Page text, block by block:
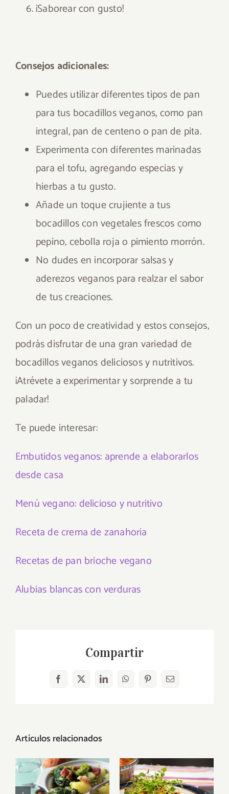
¡Saborear con gusto!
Consejos adicionales:
Puedes utilizar diferentes tipos de pan
para tus bocadillos veganos, como pan
integral, pan de centeno o pan de pita.
Experimenta con diferentes marinadas
para el tofu, agregando especias y
hierbas a tu gusto.
Añade un toque crujiente a tus
bocadillos con vegetales frescos como
pepino, cebolla roja o pimiento morrón.
No dudes en incorporar salsas y
aderezos veganos para realzar el sabor
de tus creaciones.
Con un poco de creatividad y estos consejos,
podrás disfrutar de una gran variedad de
bocadillos veganos deliciosos y nutritivos.
¡Atrévete a experimentar y sorprende a tu
paladar!
Te puede interesar:
Embutidos veganos: aprende a elaborarlos
desde casa
Menú vegano: delicioso y nutritivo
Receta de crema de zanahoria
Recetas de pan brioche vegano
Alubias blancas con verduras
Compartir
Facebook
X LinkedInWhatsAppPinterestCorreo
Artículos relacionados
Brócoli:
recetas
remolacha:
Un